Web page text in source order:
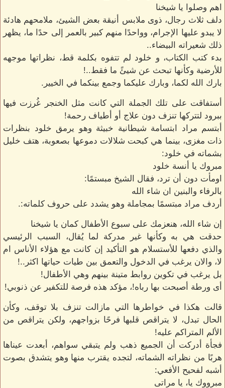
اهم وصلوا يا شيخنا
دلف ثلاث رجال، ذوى ملابس أنيقة بعض الشيئ، ملامحهم هادئة
لا يبدو عليها الإجرام، وواحدًا منهم كبير بالعمر إلى حدًا ما، يظهر
ذلك شعيراته البيضاء..
بدء كتب الكتاب، و خلود لم تتفوه بكلمة قط، نظراتها موجهه
للأرضية وكأنها تبحث عن شيئً ما فقط..!
بارك الله لكما، وبارك عليكما وجمع بينكما في الخيير.
أستفاقت على تلك الجملة التي كانت مثل الخنجر غُرزت فيها
ببرود لتتركها تنزف دون علاج أو أطياف رحمة!
أبتسم مراد ابتسامة شيطانية خبيثة وهو يرمق خلود بنظرات
ذات مغزى، بينما هي كبحت شلالات دموعها بصعوبة، هتف خليل
بشماته في خلود:
مبروك يا أنسة خلود
اومأت دون أن ترد، فقال الشيخ مبستمًا:
بالرفاء والبنين ان شاء الله
أردف مراد مبتسمًا بمجاملة وهو يشدد على حروف كلماته:.
إن شاء الله، هنعزمك على سبوع الأطفال كمان يا شيخنا
حدقت هي به وكأنها غير مدركة لما يُقال، السبب الرئيسي
والذي دفعها للأستسلام هو التأكيد إن كانت مع هؤلاء الأناس ام
لا، والان يرغب في الدخول والتعمق بين طيات حياتها اكثر..!
بل يرغب في تكوين روابط متينة بينهم وهي الأطفال!
أى ورطة أصبحت بها رباه!، مؤكد هذه فرصة للتكفير عن ذنوبي!
قالت هكذا في خواطرها التي مازالت تنزف بلا توقف، وكأن
الحال تبدل، لا يتراقص قلبها فرحًا بزواجهم، ولكن يتراقص من
الألم المتراكم عليه!
فجأة أدركت أن الجميع ذهب ولم يتبقي سواهم، أبعدت عيناها
هربًا من نظراته الشماته، لتجده يقترب منها وهو يتشدق بصوت
أشبه لفحيح الأفعي:
مبرووك يا، يا مراتى